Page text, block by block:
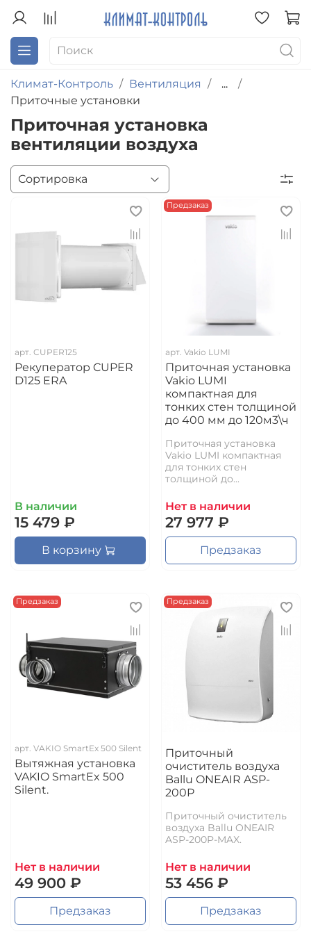
Климат-Контроль Вентиляция
...
Приточные установки
Приточная установка
вентиляции воздуха
арт. CUPER125
Рекуператор CUPER
D125 ERA
В наличии
15 479 ₽
В корзину
Предзаказ
арт. Vakio LUMI
Приточная установка
Vakio LUMI
компактная для
тонких стен толщиной
до 400 мм до 120м3\ч
Приточная установка
Vakio LUMI компактная
для тонких стен
толщиной до...
Нет в наличии
27 977 ₽
Предзаказ
Предзаказ
арт. VAKIO SmartEx 500 Silent
Вытяжная установка
VAKIO SmartEx 500
Silent.
Нет в наличии
49 900 ₽
Предзаказ
Предзаказ
Приточный
очиститель воздуха
Ballu ONEAIR ASP-
200P
Приточный очиститель
воздуха Ballu ONEAIR
ASP-200P-MAX.
Нет в наличии
53 456 ₽
Предзаказ